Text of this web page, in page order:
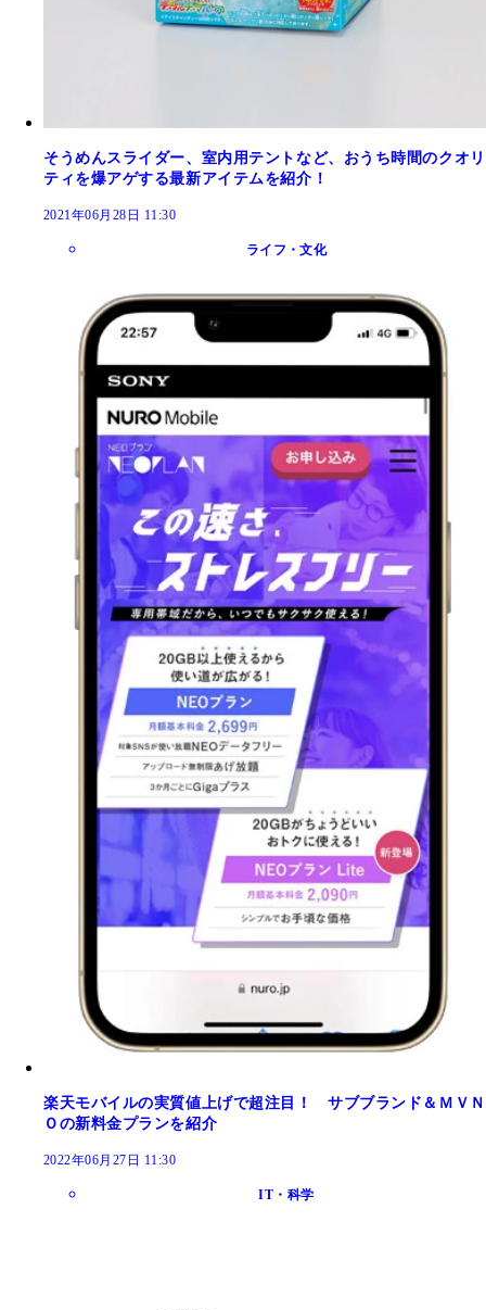
そうめんスライダー、室内用テントなど、おうち時間のクオリ
ティを爆アゲする最新アイテムを紹介！
2021年06月28日 11:30
ライフ・文化
楽天モバイルの実質値上げで超注目！ サブブランド＆ＭＶＮ
Ｏの新料金プランを紹介
2022年06月27日 11:30
IT・科学